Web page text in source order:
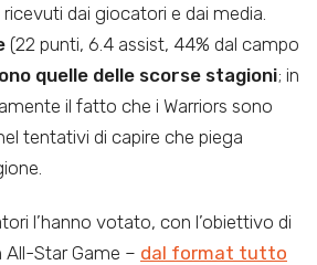
dai giocatori e dai media.
(22 punti, 6.4 assist, 44% dal campo
quelle delle scorse stagioni; in
il fatto che i Warriors sono
tentativi di capire che piega
l’hanno votato, con l’obiettivo di
All-Star Game – dal format tutto